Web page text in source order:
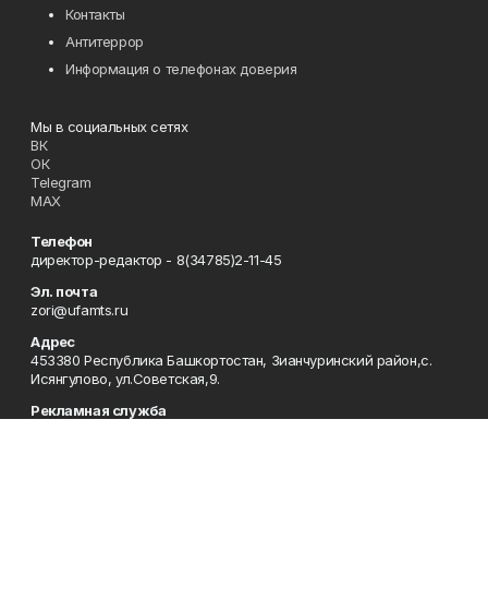
Контакты
Антитеррор
Информация о телефонах доверия
Мы в социальных сетях
ВК
ОК
Telegram
MAX
Телефон
директор-редактор - 8(34785)2-11-45
Эл. почта
zori@ufamts.ru
Адрес
453380 Республика Башкортостан, Зианчуринский район,с.
Исянгулово, ул.Советская,9.
Рекламная служба